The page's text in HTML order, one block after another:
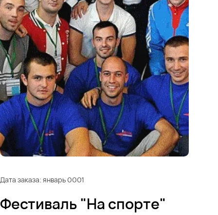
Дата заказа: январь 0001
Фестиваль "На спорте"